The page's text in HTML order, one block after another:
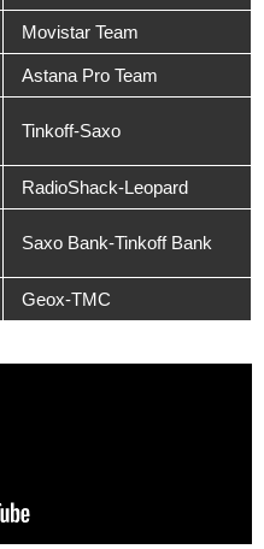
Movistar Team
Astana Pro Team
Tinkoff-Saxo
RadioShack-Leopard
Saxo Bank-Tinkoff Bank
Geox-TMC